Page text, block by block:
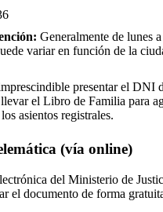
Generalmente de lunes
variar en función de la
presentar el DNI
el Libro de Familia para
asientos registrales.
(vía online)
del Ministerio de
el documento de forma